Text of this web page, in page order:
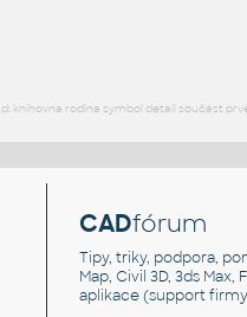
knihovna rodina symbol detail součást
CADfórum
Tipy, triky, podpora,
Map, Civil 3D, 3ds
aplikace (support